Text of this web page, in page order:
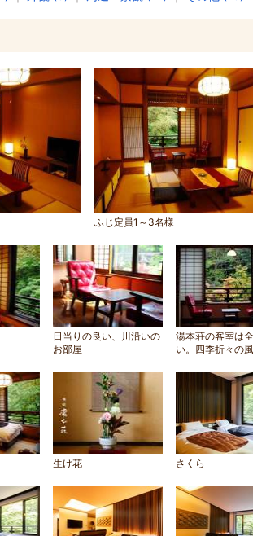
ふじ定員1～3名様
日当りの良い、川沿いの
お部屋
湯本荘の客室は
い。四季折々の
生け花 さくら